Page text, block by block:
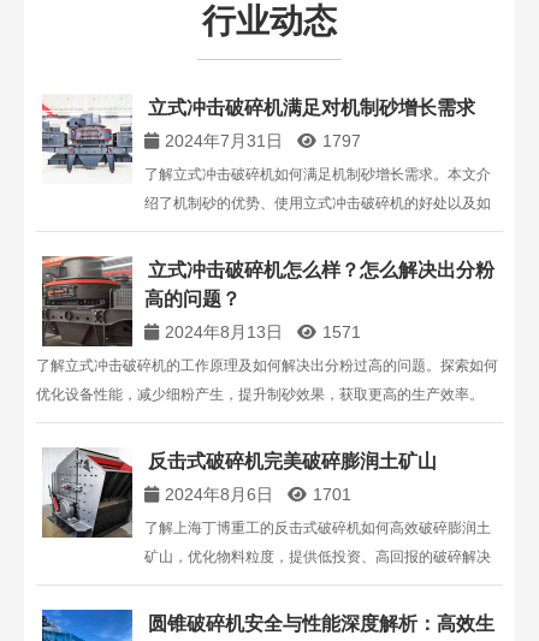
行业动态
立式冲击破碎机满足对机制砂增长需求
2024年7月31日 1797
了解立式冲击破碎机如何满足机制砂增长需求。本文介
绍了机制砂的优势、使用立式冲击破碎机的好处以及如
何选择合适的设备，以提升砂石生产线的效率和成本效
益。
立式冲击破碎机怎么样？怎么解决出分粉
高的问题？
2024年8月13日 1571
了解立式冲击破碎机的工作原理及如何解决出分粉过高的问题。探索如何
优化设备性能，减少细粉产生，提升制砂效果，获取更高的生产效率。
反击式破碎机完美破碎膨润土矿山
2024年8月6日 1701
了解上海丁博重工的反击式破碎机如何高效破碎膨润土
矿山，优化物料粒度，提供低投资、高回报的破碎解决
方案。
圆锥破碎机安全与性能深度解析：高效生